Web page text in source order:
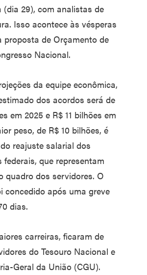
(dia 29), com analistas de
Isso acontece às vésperas
proposta de Orçamento de
Nacional.
da equipe econômica,
dos acordos será de
em 2025 e R$ 11 bilhões em
peso, de R$ 10 bilhões, é
reajuste salarial dos
federais, que representam
quadro dos servidores. O
concedido após uma greve
dias.
carreiras, ficaram de
do Tesouro Nacional e
Geral da União (CGU).